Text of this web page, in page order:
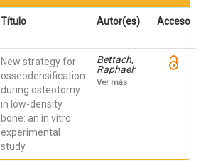
Título Autor(es) Acceso
New strategy for
osseodensification
during osteotomy
in low-density
bone: an in vitro
experimental
study
Bettach,
Raphael;
Boukhris,
Gilles; De
Antonio;
Ver más